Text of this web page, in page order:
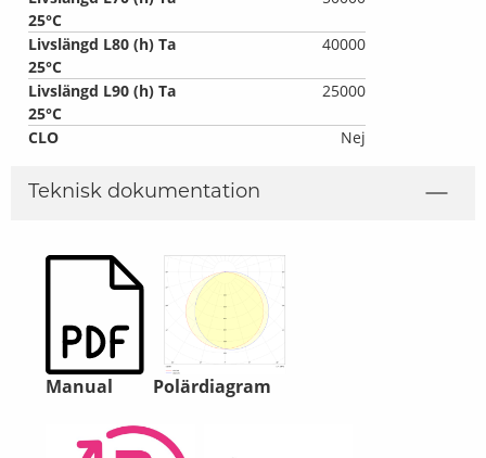
25°C
Livslängd L80 (h) Ta
25°C
40000
Livslängd L90 (h) Ta
25°C
25000
CLO Nej
Teknisk dokumentation
Manual Polärdiagram